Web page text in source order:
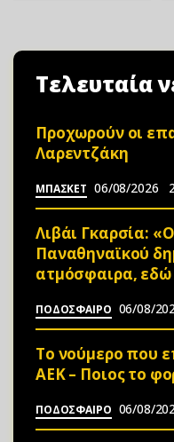
Τελευταία
Προχωρούν οι
Λαρεντζάκη
ΜΠΑΣΚΕΤ 06/08/2026
Λιβάι Γκαρσία:
Παναθηναϊκού
ατμόσφαιρα,
ΠΟΔΟΣΦΑΙΡΟ 06/08/
Το νούμερο που
ΑΕΚ – Ποιος το
ΠΟΔΟΣΦΑΙΡΟ 06/08/